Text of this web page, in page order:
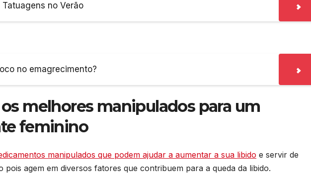
Tatuagens no Verão
no emagrecimento?
os melhores manipulados para um
feminino
manipulados que podem ajudar a aumentar a sua libido e servir de
pois agem em diversos fatores que contribuem para a queda da libido.